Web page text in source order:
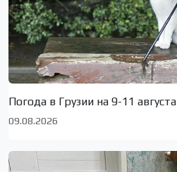
Погода в Грузии на 9-11 августа
09.08.2026